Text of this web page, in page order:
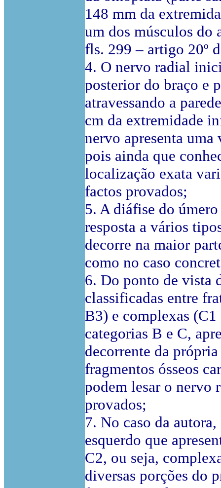
148 mm da
um dos músculos do
fls. 299 – artigo 20º
4. O nervo radial
posterior do braço e
atravessando a
cm da extremidade
nervo apresenta
pois ainda que
localização exata
factos provados;
5. A diáfise do
resposta a vários
decorre na maior
como no caso
6. Do ponto de vista
classificadas entre
B3) e complexas
categorias B e C,
decorrente da
fragmentos ósseos
podem lesar o nervo
provados;
7. No caso da
esquerdo que
C2, ou seja,
diversas porções do